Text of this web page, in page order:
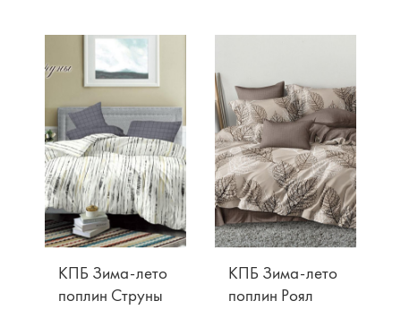
КПБ Зима-лето
поплин Струны
КПБ Зима-лето
поплин Роял